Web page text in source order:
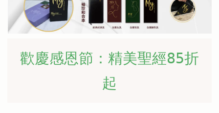
歡慶感恩節：精美聖經85折
起